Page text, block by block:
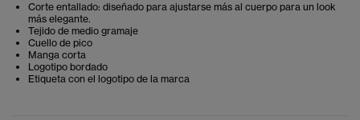
Corte entallado: diseñado para ajustarse más al cuerpo para un look
más elegante .
Tejido de medio gramaje
Cuello de pico
Manga corta
Logotipo bordado
Etiqueta con el logotipo de la marca